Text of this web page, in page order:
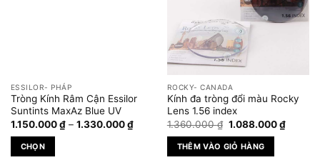
chọn
trên
trang
sản
phẩm
ESSILOR- PHÁP
Tròng Kính Râm Cận Essilor
Suntints MaxAz Blue UV
1.150.000₫ – 1.330.000₫Khoảng
giá:
1.150.000 ₫
CHỌN
ROCKY- CANADA
Kính đa tròng đổi màu Rocky
Lens 1.56 index
1.360.000₫ Giá
gốc
là:
1.360.000 ₫.
1.088.000₫Giá
hiện
THÊM VÀO GIỎ HÀNG